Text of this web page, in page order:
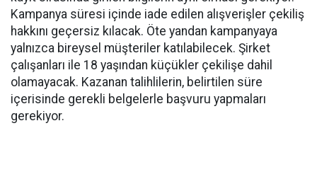
Kampanya süresi içinde iade edilen alışverişler çekiliş
hakkını geçersiz kılacak. Öte yandan kampanyaya
yalnızca bireysel müşteriler katılabilecek. Şirket
çalışanları ile 18 yaşından küçükler çekilişe dahil
olamayacak. Kazanan talihlilerin, belirtilen süre
içerisinde gerekli belgelerle başvuru yapmaları
gerekiyor.